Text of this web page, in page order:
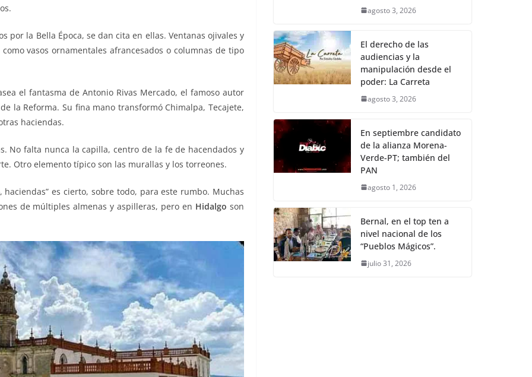
por la Bella Época, se dan cita en ellas. Ventanas ojivales y
vasos ornamentales afrancesados o columnas de tipo
el fantasma de Antonio Rivas Mercado, el famoso autor
la Reforma. Su fina mano transformó Chimalpa, Tecajete,
haciendas.
No falta nunca la capilla, centro de la fe de hacendados y
Otro elemento típico son las murallas y los torreones.
es cierto, sobre todo, para este rumbo. Muchas
de múltiples almenas y aspilleras, pero en Hidalgo son
agosto 3, 2026
El derecho de las
audiencias y la
manipulación desde el
poder: La Carreta
agosto 3, 2026
En septiembre candidato
de la alianza Morena-
Verde-PT; también del
PAN
agosto 1, 2026
Bernal, en el top ten a
nivel nacional de los
“Pueblos Mágicos”.
julio 31, 2026